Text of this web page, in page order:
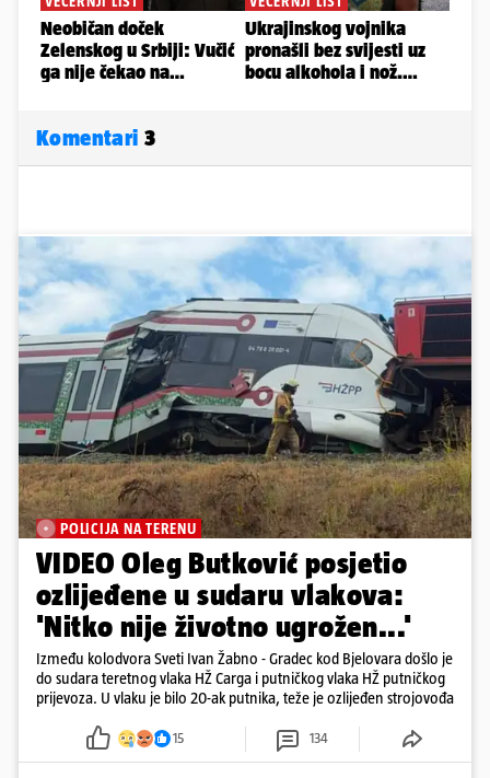
Komentari 3
POLICIJA NA TERENU
VIDEO Oleg Butković posjetio
ozlijeđene u sudaru vlakova:
'Nitko nije životno ugrožen...'
Između kolodvora Sveti Ivan Žabno - Gradec kod Bjelovara došlo je
do sudara teretnog vlaka HŽ Carga i putničkog vlaka HŽ putničkog
prijevoza. U vlaku je bilo 20-ak putnika, teže je ozlijeđen strojovođa
15 134